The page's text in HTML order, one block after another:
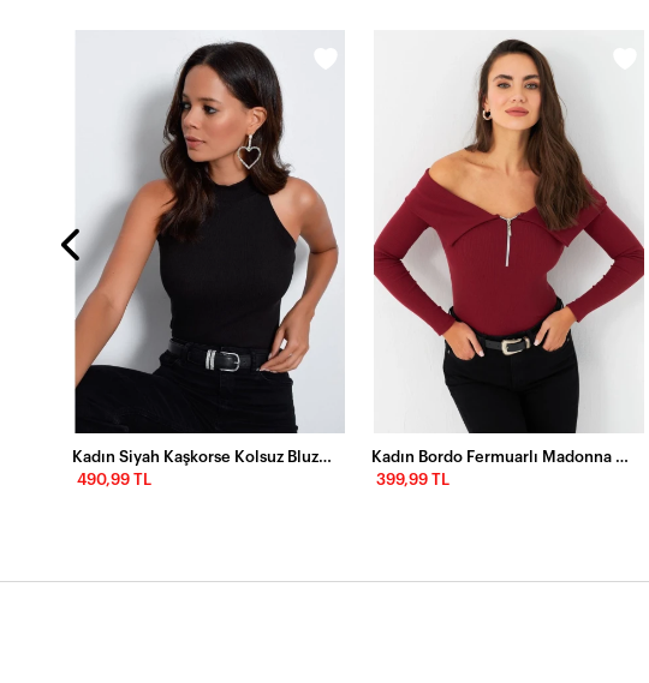
Kadın Siyah Kaşkorse Kolsuz Bluz Yİ1566
490,99 TL
Kadın Bordo Fermuarlı Madonna Yaka Bluz EY2559
399,99 TL